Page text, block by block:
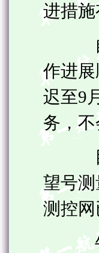
进措施
自
作进
迟至9
务，不
目
望号
测控
牛